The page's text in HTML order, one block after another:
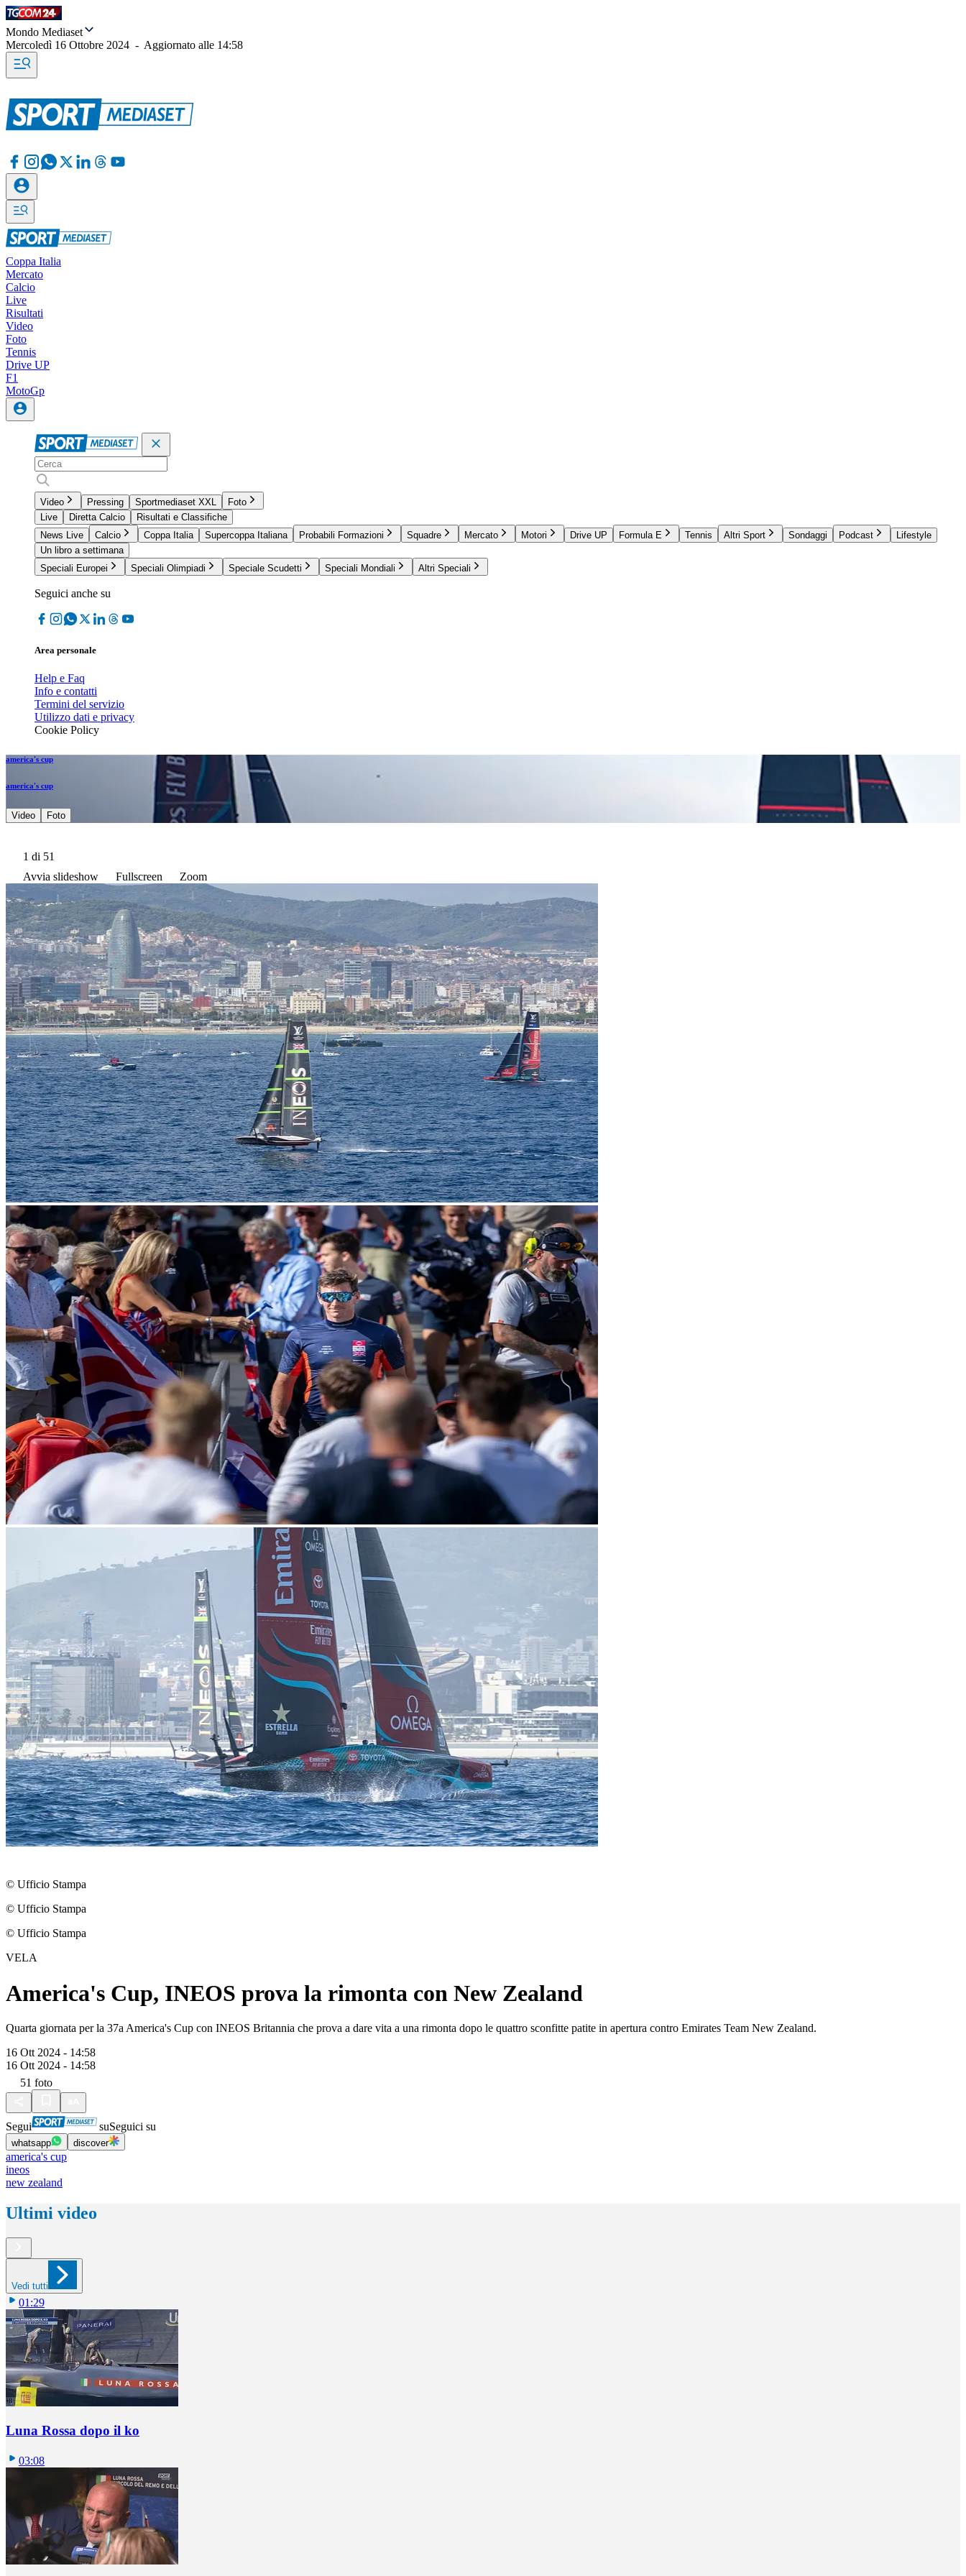
Mondo Mediaset
Mercoledì 16 Ottobre 2024 - Aggiornato alle 14:58
Coppa Italia
Mercato
Calcio
Live
Risultati
Video
Foto
Tennis
Drive UP
F1
MotoGp
Video Pressing Sportmediaset XXL
Foto
Live
Diretta Calcio
Risultati e Classifiche
News Live
Calcio Coppa Italia Supercoppa Italiana Probabili Formazioni Squadre Mercato Motori Drive UP Formula E Tennis Altri Sport Sondaggi Podcast
Lifestyle
Un libro a settimana
Speciali Europei
Speciali Olimpiadi Speciale Scudetti Speciali Mondiali Altri Speciali
Seguici anche su
Area personale
Help e Faq
Info e contatti
Termini del servizio
Utilizzo dati e privacy
Cookie Policy
america's cup
america's cup
Video Foto
1 di 51
Avvia slideshow
Fullscreen Zoom
© Ufficio Stampa
© Ufficio Stampa
© Ufficio Stampa
VELA
America's Cup, INEOS prova la rimonta con New Zealand
Quarta giornata per la 37a America's Cup con INEOS Britannia che prova a dare vita a una rimonta dopo le quattro sconfitte patite in apertura contro Emirates Team New Zealand.
16 Ott 2024 - 14:58
16 Ott 2024 - 14:58
51 foto
Segui suSeguici su
whatsapp discover
america's cup
ineos
new zealand
Ultimi video
Vedi tutti
01:29
Luna Rossa dopo il ko
03:08